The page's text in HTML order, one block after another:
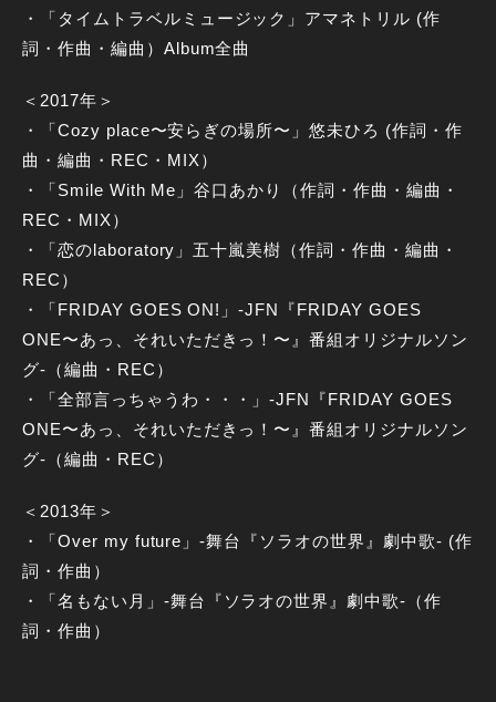
・「タイムトラベルミュージック」アマネトリル (作
詞・作曲・編曲）Album全曲
＜2017年＞
・「Cozy place〜安らぎの場所〜」悠未ひろ (作詞・作
曲・編曲・REC・MIX）
・「Smile With Me」谷口あかり（作詞・作曲・編曲・
REC・MIX）
・「恋のlaboratory」五十嵐美樹（作詞・作曲・編曲・
REC）
・「FRIDAY GOES ON!」-JFN『FRIDAY GOES
ONE〜あっ、それいただきっ！〜』番組オリジナルソン
グ-（編曲・REC）
・「全部言っちゃうわ・・・」-JFN『FRIDAY GOES
ONE〜あっ、それいただきっ！〜』番組オリジナルソン
グ-（編曲・REC）
＜2013年＞
・「Over my future」-舞台『ソラオの世界』劇中歌- (作
詞・作曲）
・「名もない月」-舞台『ソラオの世界』劇中歌-（作
詞・作曲）